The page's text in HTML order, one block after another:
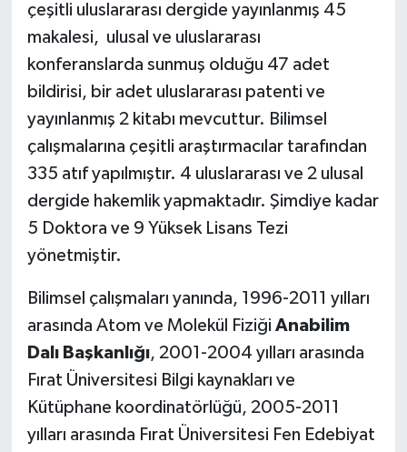
çeşitli uluslararası dergide yayınlanmış 45
makalesi, ulusal ve uluslararası
konferanslarda sunmuş olduğu 47 adet
bildirisi, bir adet uluslararası patenti ve
yayınlanmış 2 kitabı mevcuttur. Bilimsel
çalışmalarına çeşitli araştırmacılar tarafından
335 atıf yapılmıştır. 4 uluslararası ve 2 ulusal
dergide hakemlik yapmaktadır. Şimdiye kadar
5 Doktora ve 9 Yüksek Lisans Tezi
yönetmiştir.
Bilimsel çalışmaları yanında, 1996-2011 yılları
arasında Atom ve Molekül Fiziği Anabilim
Dalı Başkanlığı, 2001-2004 yılları arasında
Fırat Üniversitesi Bilgi kaynakları ve
Kütüphane koordinatörlüğü, 2005-2011
yılları arasında Fırat Üniversitesi Fen Edebiyat